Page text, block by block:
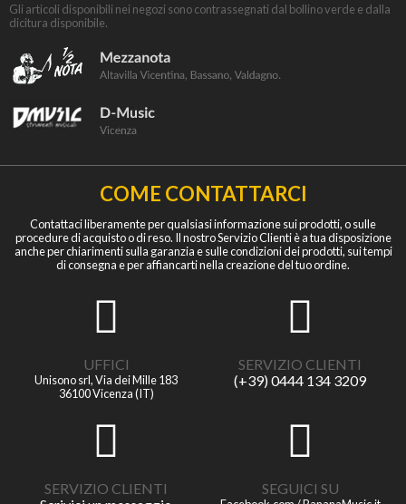
Gli articoli disponibili nei negozi sono contrassegnati dal bollino verde e dalla
dicitura disponibile.
COME CONTATTARCI
Contattaci liberamente per qualsiasi informazione sui prodotti, o sulle
procedure di acquisto o di reso. Il nostro Servizio Clienti è a tua disposizione
anche per chiarimenti sulla garanzia e sulle condizioni dei prodotti, sui tempi
di consegna e per affiancarti nella creazione del tuo ordine.
UFFICI
Unisono srl, Via dei Mille 183
36100 Vicenza (IT)
SERVIZIO CLIENTI
(+39) 0444 134 3209
SERVIZIO CLIENTI
SEGUICI SU